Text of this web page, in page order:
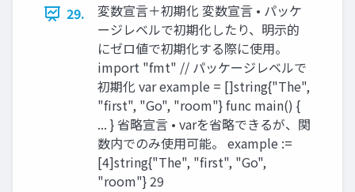
29.
変数宣言＋初期化 変数宣言 • パッケ
ージレベルで初期化したり、明示的
にゼロ値で初期化する際に使用。
import "fmt" // パッケージレベルで
初期化 var example = []string{"The",
"first", "Go", "room"} func main() {
... } 省略宣言 • varを省略できるが、関
数内でのみ使用可能。 example :=
[4]string{"The", "first", "Go",
"room"} 29